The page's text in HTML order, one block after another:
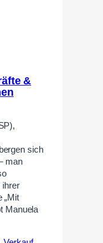
&
sich
man
ihrer
„Mit
Manuela